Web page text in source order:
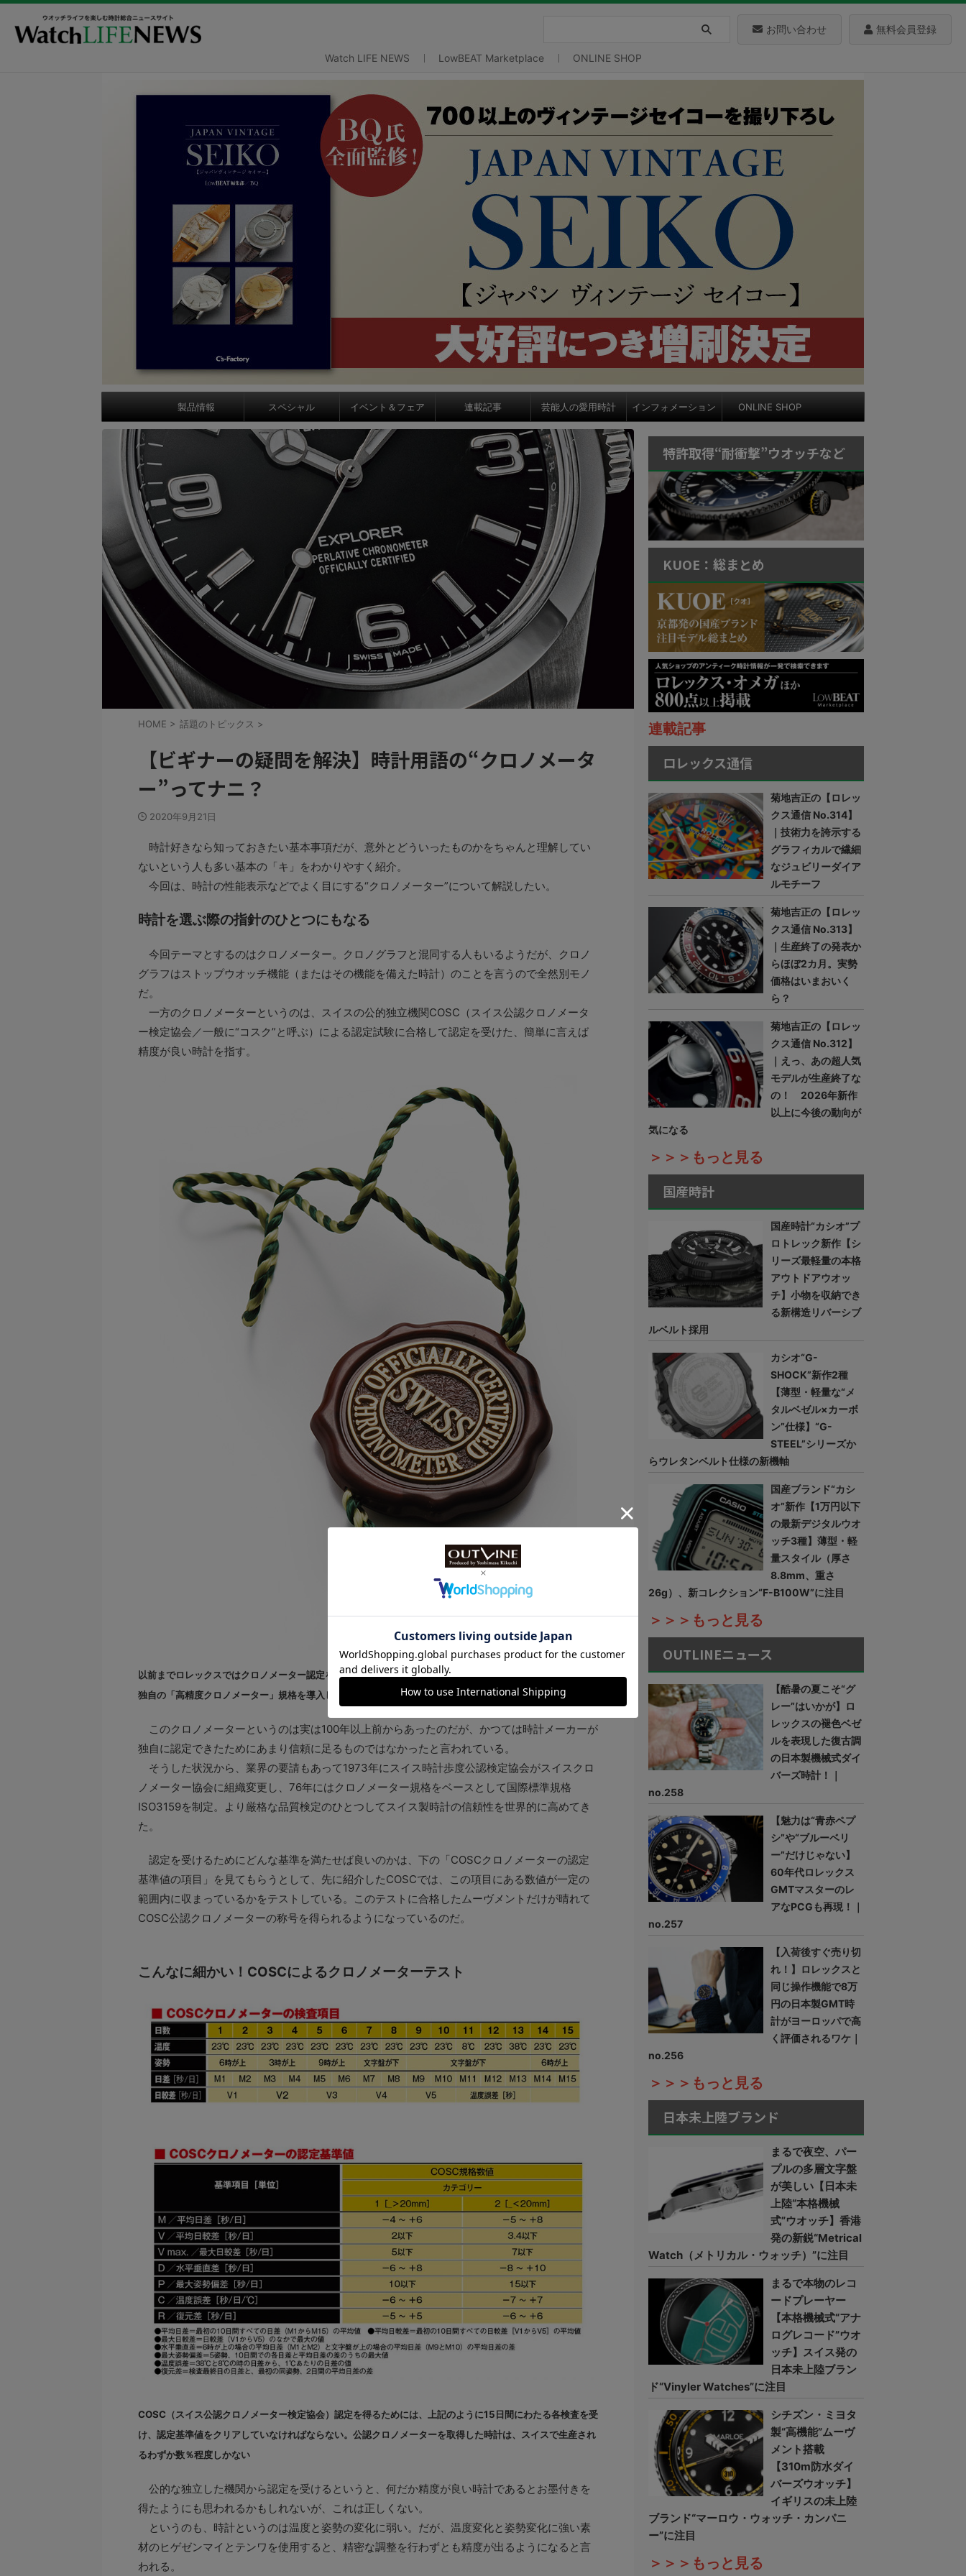
お問い合わせ 無料会員登録
Watch LIFE NEWS LowBEAT Marketplace ONLINE SHOP
製品情報 スペシャル イベント＆フェア 連載記事 芸能人の愛用時計 インフォメーション ONLINE SHOP
HOME > 話題のトピックス >
【ビギナーの疑問を解決】時計用語の“クロノメータ
ー”ってナニ？
2020年9月21日
時計好きなら知っておきたい基本事項だが、意外とどういったものかをちゃんと理解してい
ないという人も多い基本の「キ」をわかりやすく紹介。
今回は、時計の性能表示などでよく目にする“クロノメーター”について解説したい。
時計を選ぶ際の指針のひとつにもなる
今回テーマとするのはクロノメーター。クロノグラフと混同する人もいるようだが、クロノ
グラフはストップウオッチ機能（またはその機能を備えた時計）のことを言うので全然別モノ
だ。
一方のクロノメーターというのは、スイスの公的独立機関COSC（スイス公認クロノメータ
ー検定協会／一般に“コスク”と呼ぶ）による認定試験に合格して認定を受けた、簡単に言えば
精度が良い時計を指す。
以前までロレックスではクロノメーター認定を受けたことの証明として上のタグが付属していた（注：現在は
独自の「高精度クロノメーター」規格を導入しているためタグが変更された）
このクロノメーターというのは実は100年以上前からあったのだが、かつては時計メーカーが
独自に認定できたためにあまり信頼に足るものではなかったと言われている。
そうした状況から、業界の要請もあって1973年にスイス時計歩度公認検定協会がスイスクロ
ノメーター協会に組織変更し、76年にはクロノメーター規格をベースとして国際標準規格
ISO3159を制定。より厳格な品質検定のひとつしてスイス製時計の信頼性を世界的に高めてき
た。
認定を受けるためにどんな基準を満たせば良いのかは、下の「COSCクロノメーターの認定
基準値の項目」を見てもらうとして、先に紹介したCOSCでは、この項目にある数値が一定の
範囲内に収まっているかをテストしている。このテストに合格したムーヴメントだけが晴れて
COSC公認クロノメーターの称号を得られるようになっているのだ。
こんなに細かい！COSCによるクロノメーターテスト
COSC（スイス公認クロノメーター検定協会）認定を得るためには、上記のように15日間にわたる各検査を受
け、認定基準値をクリアしていなければならない。公認クロノメーターを取得した時計は、スイスで生産され
るわずか数％程度しかない
公的な独立した機関から認定を受けるというと、何だか精度が良い時計であるとお墨付きを
得たようにも思われるかもしれないが、これは正しくない。
というのも、時計というのは温度と姿勢の変化に弱い。だが、温度変化と姿勢変化に強い素
材のヒゲゼンマイとテンワを使用すると、精密な調整を行わずとも精度が出るようになると言
われる。
特許取得“耐衝撃”ウオッチなど
KUOE：総まとめ
連載記事
ロレックス通信
菊地吉正の【ロレッ
クス通信 No.314】
｜技術力を誇示する
グラフィカルで繊細
なジュビリーダイア
ルモチーフ
菊地吉正の【ロレッ
クス通信 No.313】
｜生産終了の発表か
らほぼ2カ月。実勢
価格はいまおいく
ら？
菊地吉正の【ロレッ
クス通信 No.312】
｜えっ、あの超人気
モデルが生産終了な
の！ 2026年新作
以上に今後の動向が
気になる
＞＞＞もっと見る
国産時計
国産時計“カシオ”プ
ロトレック新作【シ
リーズ最軽量の本格
アウトドアウオッ
チ】小物を収納でき
る新構造リバーシブ
ルベルト採用
カシオ“G-
SHOCK”新作2種
【薄型・軽量な“メ
タルベゼル×カーボ
ン”仕様】“G-
STEEL”シリーズか
らウレタンベルト仕様の新機軸
国産ブランド“カシ
オ”新作【1万円以下
の最新デジタルウオ
ッチ3種】薄型・軽
量スタイル（厚さ
8.8mm、重さ
26g）、新コレクション“F-B100W”に注目
＞＞＞もっと見る
OUTLINEニュース
【酷暑の夏こそ“グ
レー”はいかが】ロ
レックスの褪色ベゼ
ルを表現した復古調
の日本製機械式ダイ
バーズ時計！｜
no.258
【魅力は“青赤ペプ
シ”や“ブルーベリ
ー”だけじゃない】
60年代ロレックス
GMTマスターのレ
アなPCGも再現！｜
no.257
【入荷後すぐ売り切
れ！】ロレックスと
同じ操作機能で8万
円の日本製GMT時
計がヨーロッパで高
く評価されるワケ｜
no.256
＞＞＞もっと見る
日本未上陸ブランド
まるで夜空、パー
プルの多層文字盤
が美しい【日本未
上陸“本格機械
式”ウオッチ】香港
発の新鋭“Metrical
Watch（メトリカル・ウォッチ）”に注目
まるで本物のレコ
ードプレーヤー
【本格機械式“アナ
ログレコード”ウオ
ッチ】スイス発の
日本未上陸ブラン
ド“Vinyler Watches”に注目
シチズン・ミヨタ
製“高機能”ムーヴ
メント搭載
【310m防水ダイ
バーズウオッチ】
イギリスの未上陸
ブランド“マーロウ・ウォッチ・カンパニ
ー”に注目
＞＞＞もっと見る